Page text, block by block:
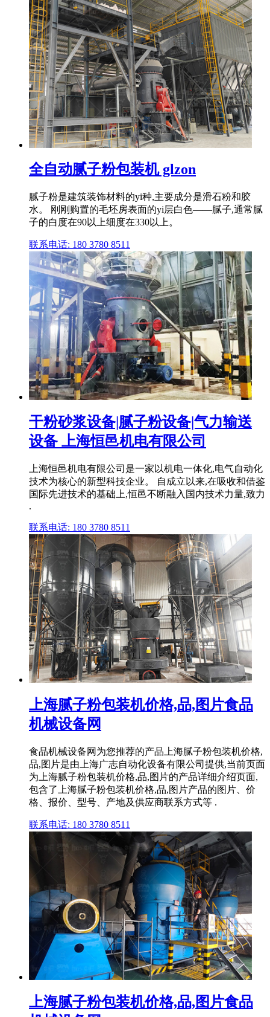
全自动腻子粉包装机 glzon
腻子粉是建筑装饰材料的yi种,主要成分是滑石粉和胶
水。 刚刚购置的毛坯房表面的yi层白色——腻子,通常腻
子的白度在90以上细度在330以上。
联系电话: 180 3780 8511
干粉砂浆设备|腻子粉设备|气力输送
设备 上海恒邑机电有限公司
上海恒邑机电有限公司是一家以机电一体化,电气自动化
技术为核心的新型科技企业。 自成立以来,在吸收和借鉴
国际先进技术的基础上,恒邑不断融入国内技术力量,致力
.
联系电话: 180 3780 8511
上海腻子粉包装机价格,品,图片食品
机械设备网
食品机械设备网为您推荐的产品上海腻子粉包装机价格,
品,图片是由上海广志自动化设备有限公司提供,当前页面
为上海腻子粉包装机价格,品,图片的产品详细介绍页面,
包含了上海腻子粉包装机价格,品,图片产品的图片、价
格、报价、型号、产地及供应商联系方式等 .
联系电话: 180 3780 8511
上海腻子粉包装机价格,品,图片食品